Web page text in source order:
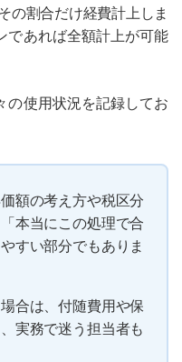
の割合だけ経費計上しま
であれば全額計上が可能
の使用状況を記録してお
額の考え方や税区分
本当にこの処理で合
すい部分でもありま
合は、付随費用や保
実務で迷う担当者も